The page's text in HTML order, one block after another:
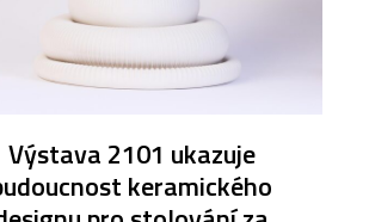
Výstava 2101 ukazuje
keramického